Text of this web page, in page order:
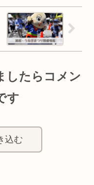
したらコメン
す
込む